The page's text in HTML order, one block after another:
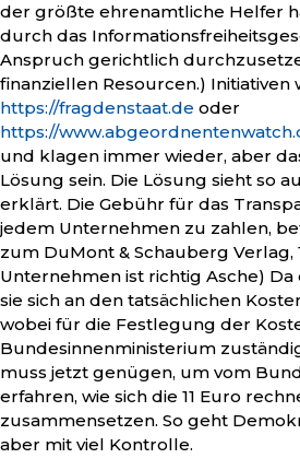
der größte ehrenamtliche Helfer
durch das
Anspruch gerichtlich
finanziellen Resourcen.) Initiativen
https://fragdenstaat.de oder
https://
und klagen immer wieder, aber
Lösung sein. Die Lösung sieht so
erklärt. Die Gebühr für das
jedem Unternehmen zu zahlen,
zum DuMont & Schauberg Verlag,
Unternehmen ist richtig Asche) Da
sie sich an den tatsächlichen
wobei für die Festlegung der
Bundesinnenministerium
muss jetzt genügen, um vom
erfahren, wie sich die 11 Euro
zusammensetzen. So geht
aber mit viel Kontrolle.